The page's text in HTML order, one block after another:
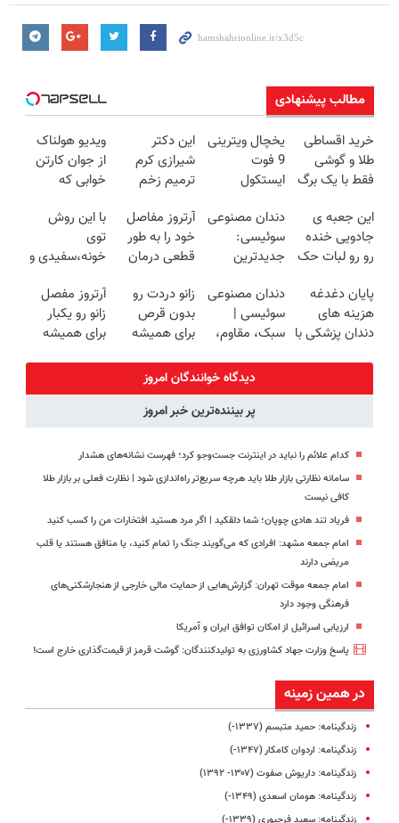
مطالب پیشنهادی
خرید اقساطی
طلا و گوشی
فقط با یک برگ
یخچال ویترینی
9 فوت
ایستکول
این دکتر
شیرازی کرم
ترمیم زخم
ساخت!!!
ویدیو هولناک
از جوان کارتن
خوابی که
آموزش رایگان
این جعبه ی
جادویی خنده
رو رو لبات حک
خرید40%تخفیف
دندان مصنوعی
سوئیسی:
جدیدترین
سبک و مقاوم |
پرداخت قسطی
آرتروز مفاصل
خود را به طور
قطعی درمان
◗پرسش‌نامه◖
با این روش
توی
خونه،سفیدی و
برگردون
(40%off)
پایان دغدغه
هزینه های
دندان پزشکی با
دندان مصنوعی
سوئیسی |
سبک، مقاوم،
رایگان+پرداخت
اقساطی😍
زانو دردت رو
بدون قرص
برای همیشه
اول،
پرسش‌نامه)
آرتروز مفصل
زانو رو یکبار
برای همیشه
دیدگاه خوانندگان امروز
پر بیننده‌ترین خبر امروز
کدام علائم را نباید در اینترنت جست‌وجو کرد؛ فهرست نشانه‌های هشدار
سامانه نظارتی بازار طلا باید هرچه سریع‌تر راه‌اندازی شود | نظارت فعلی بر بازار طلا
کافی نیست
فریاد تند هادی چوپان؛‌ شما دلقکید | اگر مرد هستید افتخارات من را کسب کنید
امام جمعه مشهد: افرادی که می‌گویند جنگ را تمام کنید، یا منافق هستند یا قلب
مریضی دارند
امام جمعه موقت تهران: گزارش‌هایی از حمایت مالی خارجی از هنجارشکنی‌های
فرهنگی وجود دارد
ارزیابی اسرائیل از امکان توافق ایران و آمریکا
پاسخ وزارت جهاد کشاورزی به تولیدکنندگان: گوشت قرمز از قیمت‌گذاری خارج است!
در همین زمینه
زندگینامه: حمید متبسم (۱۳۳۷-)
زندگینامه: اردوان کامکار (۱۳۴۷-)
زندگینامه: داریوش صفوت (۱۳۰۷- ۱۳۹۲)
زندگینامه: هومان اسعدی (۱۳۴۹-)
زندگینامه: سعید فرجپوری (۱۳۳۹-)